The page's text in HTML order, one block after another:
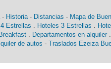
- Historia - Distancias - Mapa de
Estrellas Hoteles 3 Estrellas
Departamentos en alquiler
de autos - Traslados Ezeiza